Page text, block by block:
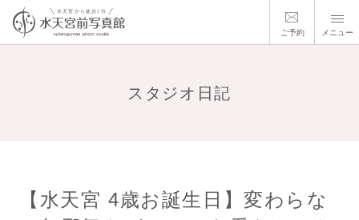
ご予約 メニュー
スタジオ日記
【水天宮 4歳お誕生日】変わらな